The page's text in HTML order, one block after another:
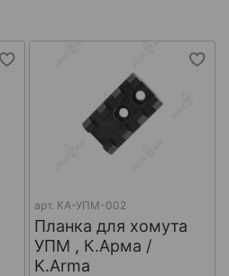
арт. КА-УПМ-002
Планка для хомута
УПМ , К.Арма /
K.Arma